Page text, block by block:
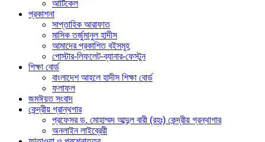
আর্টিকেল
প্রকাশনা
সাপ্তাহিক আরাফাত
মাসিক তর্জুমানুল হাদীস
আমাদের প্রকাশিত বইসমূহ
পোস্টার-লিফলেট-ব্যানার-ফেস্টুন
শিক্ষা বোর্ড
বাংলাদেশ আহলে হাদীস শিক্ষা বোর্ড
ফলাফল
জমঈয়ত সংবাদ
কেন্দ্রীয় গ্রান্থগার
প্রফেসর ড. মোহাম্মদ আব্দুল বারী (রহঃ) কেন্দ্রীয় গ্রন্থাগার
অনলাইন লাইব্রেরী